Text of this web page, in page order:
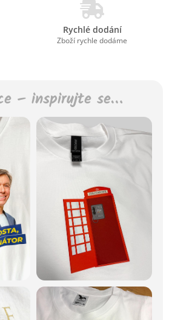
Rychlé dodání
Zboží rychle dodáme
– inspirujte se…